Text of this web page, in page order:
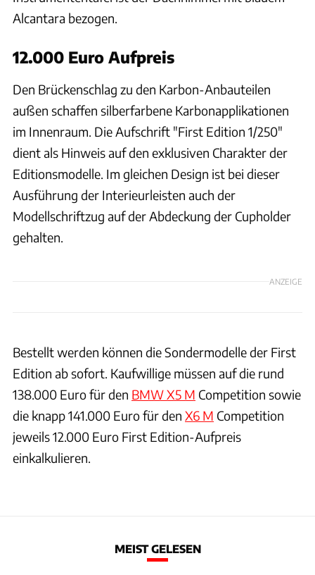
Alcantara bezogen.
12.000 Euro Aufpreis
Den Brückenschlag zu den Karbon-Anbauteilen
außen schaffen silberfarbene Karbonapplikationen
im Innenraum. Die Aufschrift "First Edition 1/250"
dient als Hinweis auf den exklusiven Charakter der
Editionsmodelle. Im gleichen Design ist bei dieser
Ausführung der Interieurleisten auch der
Modellschriftzug auf der Abdeckung der Cupholder
gehalten.
ANZEIGE
Bestellt werden können die Sondermodelle der First
Edition ab sofort. Kaufwillige müssen auf die rund
138.000 Euro für den BMW X5 M Competition sowie
die knapp 141.000 Euro für den X6 M Competition
jeweils 12.000 Euro First Edition-Aufpreis
einkalkulieren.
MEIST GELESEN